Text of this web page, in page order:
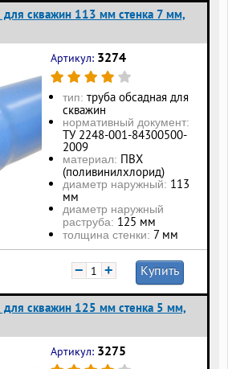
для скважин 113 мм стенка 7 мм,
Артикул: 3274
тип: труба обсадная для
скважин
нормативный документ:
ТУ 2248-001-84300500-
2009
материал: ПВХ
(поливинилхлорид)
диаметр наружный: 113
мм
диаметр наружный
раструба: 125 мм
толщина стенки: 7 мм
− + Купить
для скважин 125 мм стенка 5 мм,
Артикул: 3275